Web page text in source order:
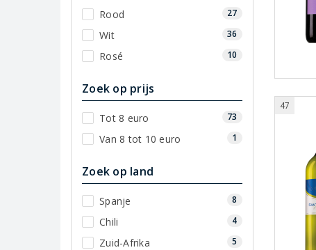
Rood 27
Wit 36
Rosé 10
Zoek op prijs
Tot 8 euro 73
Van 8 tot 10 euro 1
Zoek op land
Spanje 8
Chili 4
Zuid-Afrika 5
47